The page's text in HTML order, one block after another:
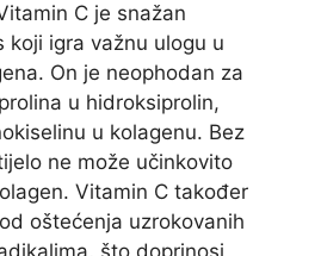
C je snažan
koji igra važnu ulogu u
On je neophodan za
u hidroksiprolin,
u kolagenu. Bez
ne može učinkovito
Vitamin C također
oštećenja uzrokovanih